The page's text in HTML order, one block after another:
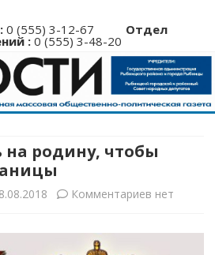
0 (555) 3-12-67 Отдел
: 0 (555) 3-48-20
Перейти
на родину, чтобы
Комментариев кнет